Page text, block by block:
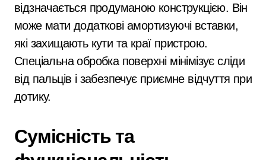
відзначається продуманою конструкцією. Він
може мати додаткові амортизуючі вставки,
які захищають кути та краї пристрою.
Спеціальна обробка поверхні мінімізує сліди
від пальців і забезпечує приємне відчуття при
дотику.
Сумісність та